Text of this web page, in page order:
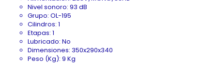
Nivel sonoro: 93 dB
Grupo: OL-195
Cilindros: 1
Etapas: 1
Lubricado: No
Dimensiones: 350x290x340
Peso (Kg): 9 Kg